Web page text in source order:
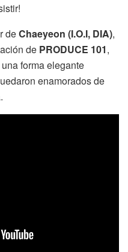
deChaeyeon (I.O.I, DIA),
de PRODUCE 101,
forma elegante
enamorados de